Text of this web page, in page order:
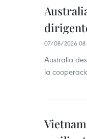
07/08/2026
Australia
la